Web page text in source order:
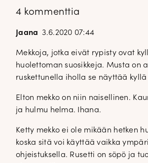
4 kommenttia
Jaana 3.6.2020 07:44
Mekkoja, jotka eivät rypisty ovat
huolettoman suosikkeja. Musta on
ruskettunella iholla se näyttää
Elton mekko on niin naisellinen.
ja hulmu helma. Ihana.
Ketty mekko ei ole mikään hetken
koska sitä voi käyttää vaikka
ohjeistuksella. Rusetti on söpö ja